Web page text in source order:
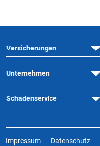
Versicherungen
Unternehmen
Schadenservice
Impressum Datenschutz